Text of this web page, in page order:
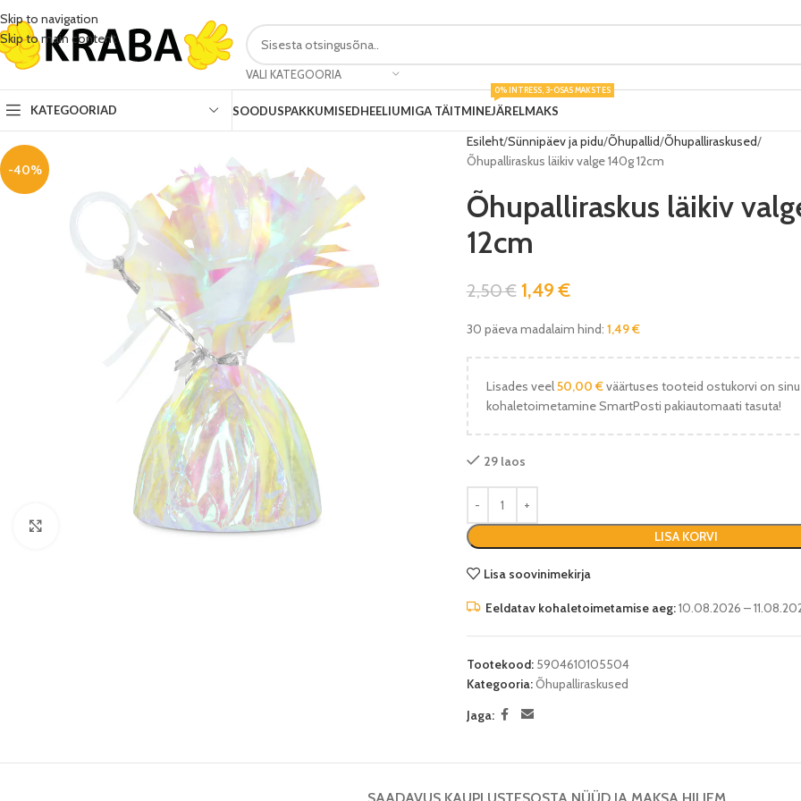
Skip to navigation
Skip to main content
VALI KATEGOORIA
KATEGOORIAD SOODUSPAKKUMISEDHEELIUMIGA TÄITMINEJÄRELMAKS
0% INTRESS, 3-OSAS MAKSTES
-40%
Esileht Sünnipäev ja pidu Õhupallid Õhupalliraskused
Õhupalliraskus läikiv valge 140g 12cm
Õhupalliraskus läikiv
12cm
2,50€ 1,49€
30 päeva madalaim hind: 1,49€
Lisades veel50,00 €väärtuses tooteid ostukorvi on
kohaletoimetamine SmartPosti pakiautomaati tasuta!
29 laos
LISA KORVI
Lisa soovinimekirja
Eeldatav kohaletoimetamise aeg:10.08.2026 –
Tootekood: 5904610105504
Kategooria:Õhupalliraskused
Jaga: